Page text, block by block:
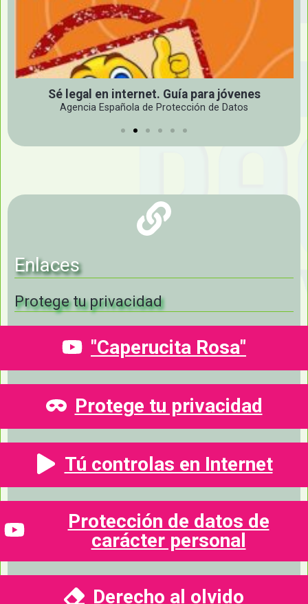
Guía de uso de las redes sociales para
adolescentes
Enlaces
Protege tu privacidad
"Caperucita Rosa"
Protege tu privacidad
Tú controlas en Internet
Protección de datos de
carácter personal